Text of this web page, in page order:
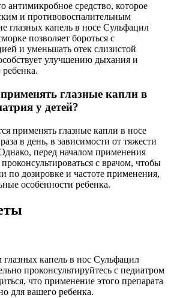
антимикробное средство, которое
и противовоспалительным
глазных капель в носе Сульфацил
позволяет бороться с
и уменьшать отек слизистой
улучшению дыхания и
глазные капли в
у детей?
применять глазные капли в носе
в день, в зависимости от тяжести
перед началом применения
с врачом, чтобы
по дозировке и частоте применения,
особенности ребенка.
капель в нос Сульфацил
проконсультируйтесь с педиатром
что применение этого препарата
для вашего ребенка.